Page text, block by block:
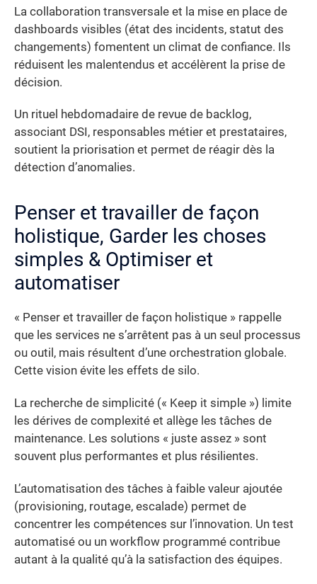
La collaboration transversale et la mise en place de
dashboards visibles (état des incidents, statut des
changements) fomentent un climat de confiance. Ils
réduisent les malentendus et accélèrent la prise de
décision.
Un rituel hebdomadaire de revue de backlog,
associant DSI, responsables métier et prestataires,
soutient la priorisation et permet de réagir dès la
détection d’anomalies.
Penser et travailler de façon
holistique, Garder les choses
simples & Optimiser et
automatiser
« Penser et travailler de façon holistique » rappelle
que les services ne s’arrêtent pas à un seul processus
ou outil, mais résultent d’une orchestration globale.
Cette vision évite les effets de silo.
La recherche de simplicité (« Keep it simple ») limite
les dérives de complexité et allège les tâches de
maintenance. Les solutions « juste assez » sont
souvent plus performantes et plus résilientes.
L’automatisation des tâches à faible valeur ajoutée
(provisioning, routage, escalade) permet de
concentrer les compétences sur l’innovation. Un test
automatisé ou un workflow programmé contribue
autant à la qualité qu’à la satisfaction des équipes.